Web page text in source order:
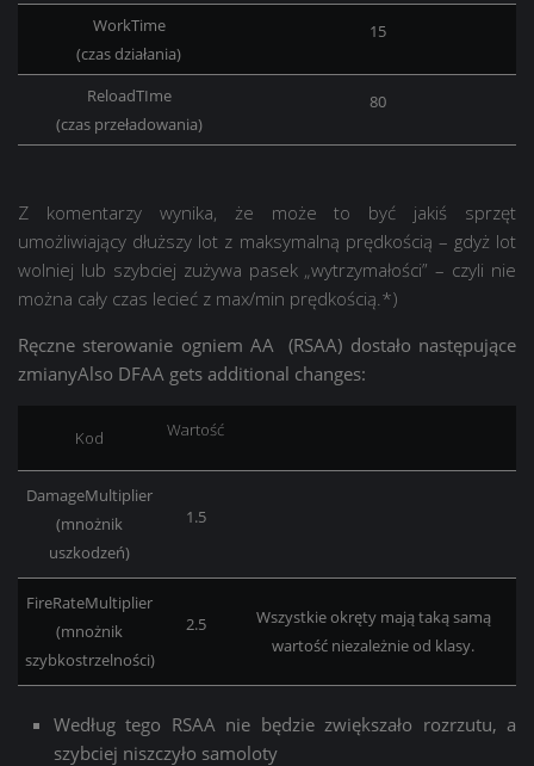
WorkTime
(czas działania)
15
ReloadTIme
(czas przeładowania)
80
Z komentarzy wynika, że może to być jakiś sprzęt
umożliwiający dłuższy lot z maksymalną prędkością – gdyż lot
wolniej lub szybciej zużywa pasek „wytrzymałości” – czyli nie
można cały czas lecieć z max/min prędkością.*)
Ręczne sterowanie ogniem AA (RSAA) dostało następujące
zmianyAlso DFAA gets additional changes:
Kod Wartość
DamageMultiplier
(mnożnik
uszkodzeń)
1.5
FireRateMultiplier
(mnożnik
szybkostrzelności)
2.5
Wszystkie okręty mają taką samą
wartość niezależnie od klasy.
Według tego RSAA nie będzie zwiększało rozrzutu, a
szybciej niszczyło samoloty